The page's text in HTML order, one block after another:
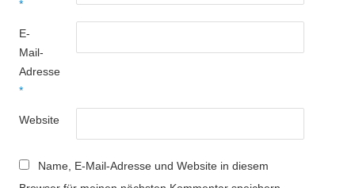
*
E-
Mail-
Adresse
*
Website
Name, E-Mail-Adresse und Website in diesem